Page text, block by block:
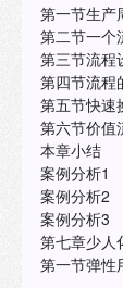
第一节生产
第二节一个
第三节流程
第四节流程
第五节快速
第六节价值
本章小结
案例分析1
案例分析2
案例分析3
第七章少人
第一节弹性